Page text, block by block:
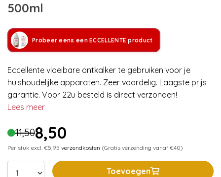
500ml
Probeer eens een ECCELLENTE product
Eccellente vloeibare ontkalker te gebruiken voor je
huishoudelijke apparaten. Zeer voordelig. Laagste prijs
garantie. Voor 22u besteld is direct verzonden!
Lees meer
11,508,50
Per stuk excl. €5,95 verzendkosten (Gratis verzending vanaf €40)
Toevoegen